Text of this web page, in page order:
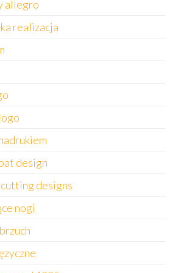
allegro
realizacja
design
designs
nogi